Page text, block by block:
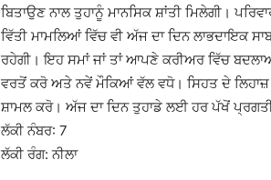
ਬਿਤਾਉਣ ਨਾਲ ਤੁਹਾਨੂੰ ਮਾਨਸਿਕ ਸ਼ਾਂਤੀ ਮਿਲੇਗੀ।
ਵਿੱਤੀ ਮਾਮਲਿਆਂ ਵਿੱਚ ਵੀ ਅੱਜ ਦਾ ਦਿਨ ਲਾਭਦਾਇਕ
ਰਹੇਗੀ। ਇਹ ਸਮਾਂ ਜਾਂ ਤਾਂ ਆਪਣੇ ਕਰੀਅਰ ਵਿੱਚ
ਵਰਤੋਂ ਕਰੋ ਅਤੇ ਨਵੇਂ ਮੌਕਿਆਂ ਵੱਲ ਵਧੋ। ਸਿਹਤ ਦੇ ਲਿਹਾਜ਼
ਸ਼ਾਮਲ ਕਰੋ। ਅੱਜ ਦਾ ਦਿਨ ਤੁਹਾਡੇ ਲਈ ਹਰ ਪੱਖੋਂ
ਲੱਕੀ ਨੰਬਰ: 7
ਲੱਕੀ ਰੰਗ: ਨੀਲਾ